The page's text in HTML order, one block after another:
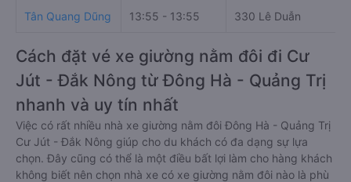
Tân Quang Dũng 13:55 - 13:55 330 Lê Duẫn
Cách đặt vé xe giường nằm đôi đi Cư
Jút - Đắk Nông từ Đông Hà - Quảng Trị
nhanh và uy tín nhất
Việc có rất nhiều nhà xe giường nằm đôi Đông Hà - Quảng Trị
Cư Jút - Đắk Nông giúp cho du khách có đa dạng sự lựa
chọn. Đây cũng có thể là một điều bất lợi làm cho hàng khách
không biết nên chọn nhà xe có xe giường nằm đôi nào là phù